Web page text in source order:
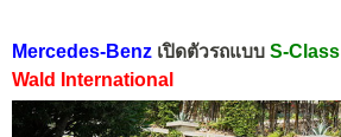
Mercedes-Benz เปิดตัวรถแบบ S-Class
Wald International